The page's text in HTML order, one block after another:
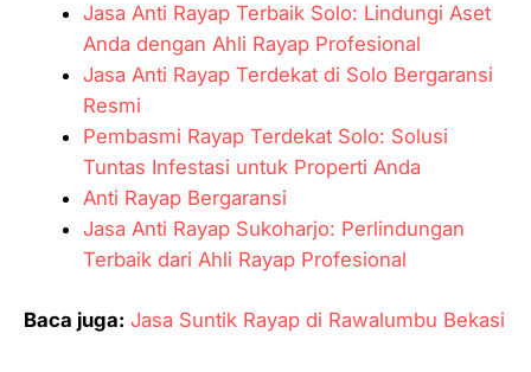
Jasa Anti Rayap Terbaik Solo: Lindungi Aset
Anda dengan Ahli Rayap Profesional
Jasa Anti Rayap Terdekat di Solo Bergaransi
Resmi
Pembasmi Rayap Terdekat Solo: Solusi
Tuntas Infestasi untuk Properti Anda
Anti Rayap Bergaransi
Jasa Anti Rayap Sukoharjo: Perlindungan
Terbaik dari Ahli Rayap Profesional
Baca juga: Jasa Suntik Rayap di Rawalumbu Bekasi